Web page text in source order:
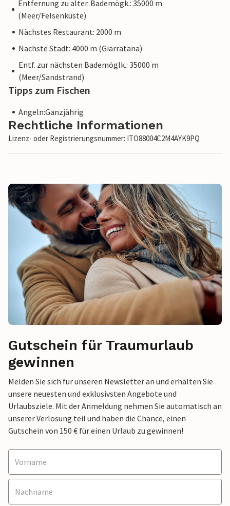
Entfernung zu alter. Bademögk.: 35000 m
(Meer/Felsenküste)
Nächstes Restaurant: 2000 m
Nächste Stadt: 4000 m (Giarratana)
Entf. zur nächsten Bademöglk.: 35000 m
(Meer/Sandstrand)
Tipps zum Fischen
Angeln:Ganzjährig
Rechtliche Informationen
Lizenz- oder Registrierungsnummer: ITO88004C2M4AYK9PQ
Gutschein für Traumurlaub
gewinnen
Melden Sie sich für unseren Newsletter an und erhalten Sie
unsere neuesten und exklusivsten Angebote und
Urlaubsziele. Mit der Anmeldung nehmen Sie automatisch an
unserer Verlosung teil und haben die Chance, einen
Gutschein von 150 € für einen Urlaub zu gewinnen!